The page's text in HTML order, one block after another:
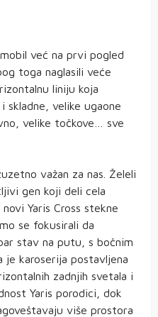
već na prvi pogled
toga naglasili veće
liniju koja
skladne, velike ugaone
velike točkove… sve
važan za nas. Želeli
gen koji deli cela
Yaris Cross stekne
se fokusirali da
stav na putu, s bočnim
karoserija postavljena
zadnjih svetala i
Yaris porodici, dok
više prostora